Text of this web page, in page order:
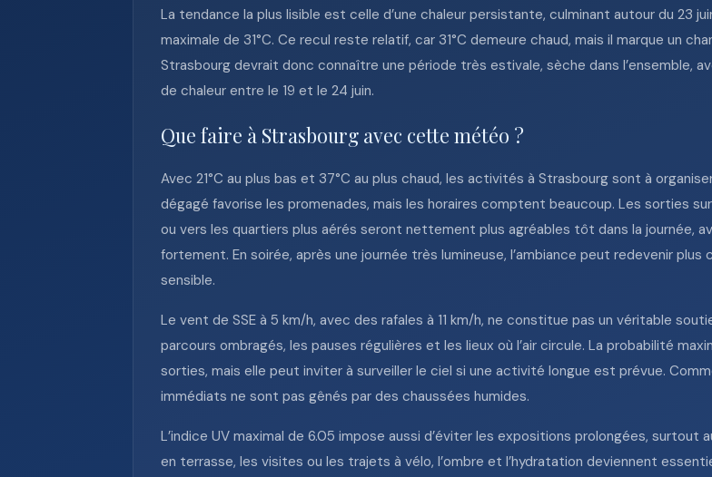
La tendance la plus lisible est celle d’une chaleur persistante, culminant autour du 23
maximale de 31°C. Ce recul reste relatif, car 31°C demeure chaud, mais il marque un
Strasbourg devrait donc connaître une période très estivale, sèche dans l’ensemble,
de chaleur entre le 19 et le 24 juin.
Que faire à Strasbourg avec cette météo ?
Avec 21°C au plus bas et 37°C au plus chaud, les activités à Strasbourg sont à
dégagé favorise les promenades, mais les horaires comptent beaucoup. Les sorties
ou vers les quartiers plus aérés seront nettement plus agréables tôt dans la journée,
fortement. En soirée, après une journée très lumineuse, l’ambiance peut redevenir
sensible.
Le vent de SSE à 5 km/h, avec des rafales à 11 km/h, ne constitue pas un véritable
parcours ombragés, les pauses régulières et les lieux où l’air circule. La probabilité
sorties, mais elle peut inviter à surveiller le ciel si une activité longue est prévue.
immédiats ne sont pas gênés par des chaussées humides.
L’indice UV maximal de 6.05 impose aussi d’éviter les expositions prolongées, surtout
en terrasse, les visites ou les trajets à vélo, l’ombre et l’hydratation deviennent